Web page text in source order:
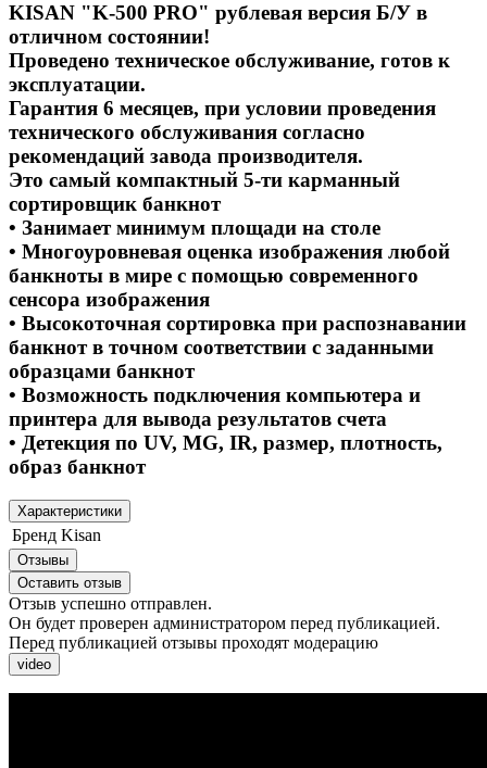
KISAN "K-500 PRO" рублевая версия Б/У в
отличном состоянии!
Проведено техническое обслуживание, готов к
эксплуатации.
Гарантия 6 месяцев, при условии проведения
технического обслуживания согласно
рекомендаций завода производителя.
Это самый компактный 5-ти карманный
сортировщик банкнот
• Занимает минимум площади на столе
• Многоуровневая оценка изображения любой
банкноты в мире с помощью современного
сенсора изображения
• Высокоточная сортировка при распознавании
банкнот в точном соответствии с заданными
образцами банкнот
• Возможность подключения компьютера и
принтера для вывода результатов счета
• Детекция по UV, MG, IR, размер, плотность,
образ банкнот
Характеристики
Бренд Kisan
Отзывы
Оставить отзыв
Отзыв успешно отправлен.
Он будет проверен администратором перед публикацией.
Перед публикацией отзывы проходят модерацию
video